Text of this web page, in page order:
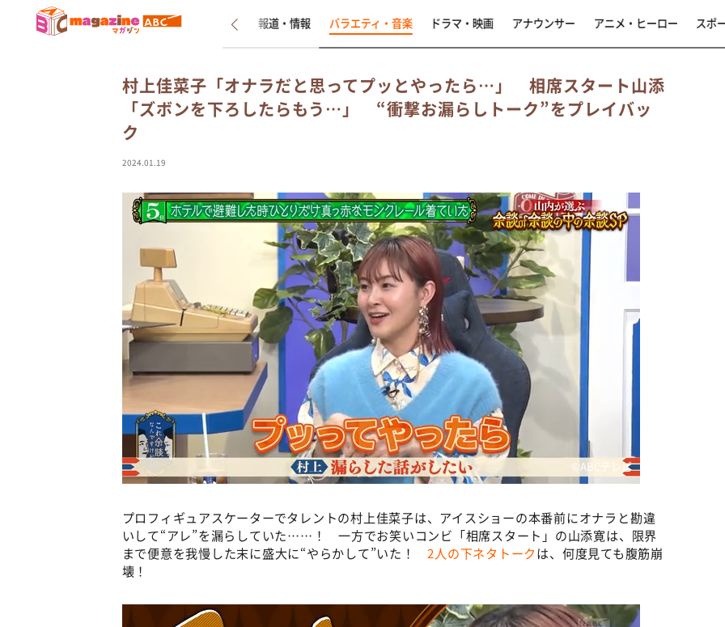
新着 インタビュー 報道・情報 バラエティ・音楽 ドラマ・映画 アナウンサー アニメ・ヒーロー スポ
村上佳菜子「オナラだと思ってプッとやったら…」 相席スタート山添
「ズボンを下ろしたらもう…」 “衝撃お漏らしトーク”をプレイバッ
ク
2024.01.19
©ABCテレビ
プロフィギュアスケーターでタレントの村上佳菜子は、アイスショーの本番前にオナラと勘違
いして“アレ”を漏らしていた……！ 一方でお笑いコンビ「相席スタート」の山添寛は、限界
まで便意を我慢した末に盛大に“やらかして”いた！2人の下ネタトークは、何度見ても腹筋崩
壊！